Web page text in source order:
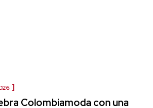
Colombiamoda con una